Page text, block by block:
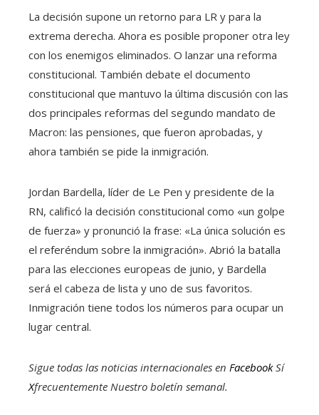
La decisión supone un retorno para LR y para la
extrema derecha. Ahora es posible proponer otra ley
con los enemigos eliminados. O lanzar una reforma
constitucional. También debate el documento
constitucional que mantuvo la última discusión con las
dos principales reformas del segundo mandato de
Macron: las pensiones, que fueron aprobadas, y
ahora también se pide la inmigración.
Jordan Bardella, líder de Le Pen y presidente de la
RN, calificó la decisión constitucional como «un golpe
de fuerza» y pronunció la frase: «La única solución es
el referéndum sobre la inmigración». Abrió la batalla
para las elecciones europeas de junio, y Bardella
será el cabeza de lista y uno de sus favoritos.
Inmigración tiene todos los números para ocupar un
lugar central.
Sigue todas las noticias internacionales en FacebookSí
Xfrecuentemente Nuestro boletín semanal.